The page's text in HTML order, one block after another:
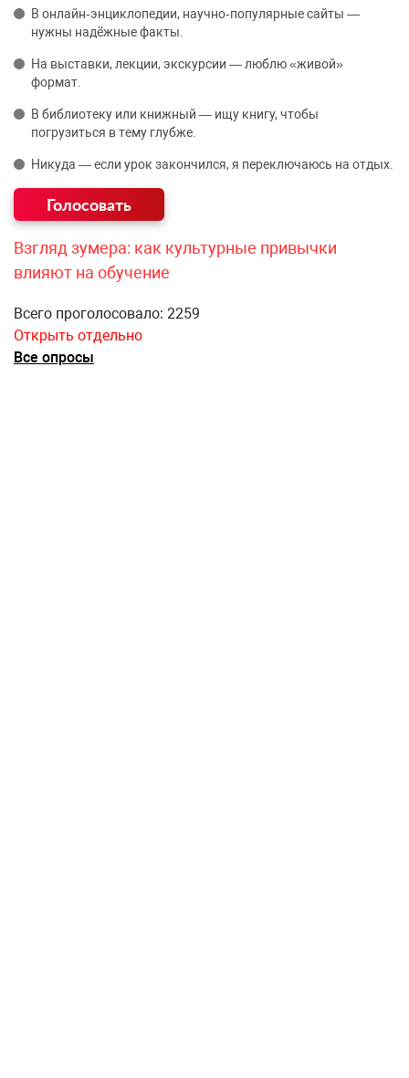
В онлайн‑энциклопедии, научно‑популярные сайты —
нужны надёжные факты.
На выставки, лекции, экскурсии — люблю «живой»
формат.
В библиотеку или книжный — ищу книгу, чтобы
погрузиться в тему глубже.
Никуда — если урок закончился, я переключаюсь на отдых.
Взгляд зумера: как культурные привычки
влияют на обучение
Всего проголосовало: 2259
Открыть отдельно
Все опросы